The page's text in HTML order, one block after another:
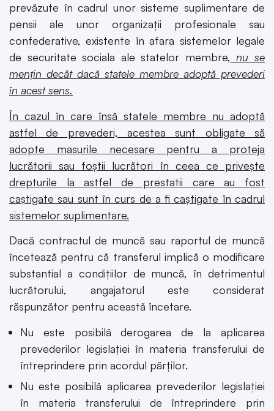
prevăzute în cadrul unor sisteme suplimentare de
pensii ale unor organizații profesionale sau
confederative, existente în afara sistemelor legale
de securitate sociala ale statelor membre, nu se
mențin decât dacă statele membre adoptă prevederi
în acest sens.
În cazul în care însă statele membre nu adoptă
astfel de prevederi, acestea sunt obligate să
adopte masurile necesare pentru a proteja
lucrătorii sau foștii lucrători în ceea ce privește
drepturile la astfel de prestatii care au fost
caștigate sau sunt în curs de a fi caștigate în cadrul
sistemelor suplimentare.
Dacă contractul de muncă sau raportul de muncă
încetează pentru că transferul implică o modificare
substantial a condițiilor de muncă, în detrimentul
lucrătorului, angajatorul este considerat
răspunzător pentru această încetare.
Nu este posibilă derogarea de la aplicarea
prevederilor legislației în materia transferului de
întreprindere prin acordul părților.
Nu este posibilă aplicarea prevederilor legislației
în materia transferului de întreprindere prin